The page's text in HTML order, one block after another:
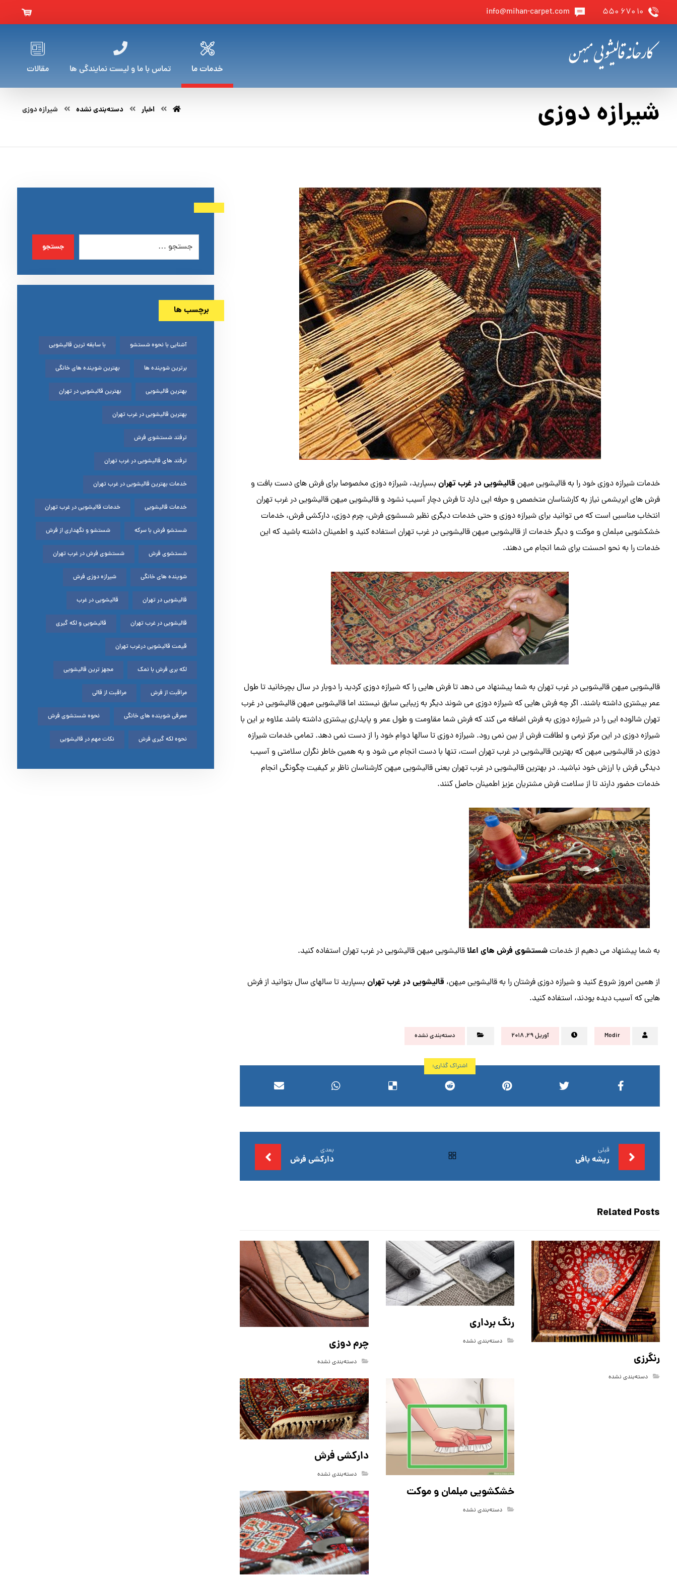
۱۰ ۶۷۰ ۵۵۰ info@mihan-carpet.com
خدمات ما تماس با ما و لیست نمایندگی ها مقالات
شیرازه دوزی اخبار دسته‌بندی نشده شیرازه دوزی
خدمات شیرازه دوزی خود را به قالیشویی میهن قالیشویی در غرب تهرانبسپارید، شیرازه دوزی مخصوصا برای فرش های دست بافت و
فرش های ابریشمی نیاز به کارشناسان متخصص و حرفه ایی دارد تا فرش دچار آسیب نشود و قالیشویی میهن قالیشویی در غرب تهران
انتخاب مناسبی است که می توانید برای شیرازه دوزی و حتی خدمات دیگری نظیر شسشوی فرش، چرم دوزی، دارکشی فرش، خدمات
خشکشویی مبلمان و موکت و دیگر خدمات از قالیشویی میهن قالیشویی در غرب تهران استفاده کنید و اطمینان داشته باشید که این
خدمات را به نحو احسنت برای شما انجام می دهند.
قالیشویی میهن قالیشویی در غرب تهران به شما پیشنهاد می دهد تا فرش هایی را که شیرازه دوزی کردید را دوبار در سال بچرخانید تا طول
عمر بیشتری داشته باشند. اگر چه فرش هایی که شیرازه دوزی می شوند دیگر به زیبایی سابق نیستند اما قالیشویی میهن قالیشویی در غرب
تهران شالوده ایی را در شیرازه دوزی به فرش اضافه می کند که فرش شما مقاومت و طول عمر و پایداری بیشتری داشته باشد علاوه بر این با
شیرازه دوزی در این مرکز نرمی و لطافت فرش از بین نمی رود. شیرازه دوزی تا سالها دوام خود را از دست نمی دهد. تمامی خدمات شیرازه
دوزی در قالیشویی میهن که بهترین قالیشویی در غرب تهران است، تنها با دست انجام می شود و به همین خاطر نگران سلامتی و آسیب
دیدگی فرش با ارزش خود نباشید. در بهترین قالیشویی در غرب تهران یعنی قالیشویی میهن کارشناسان ناظر بر کیفیت چگونگی انجام
خدمات حضور دارند تا از سلامت فرش مشتریان عزیز اطمینان حاصل کنند.
به شما پیشنهاد می دهیم از خدماتشستشوی فرش های اعلاقالیشویی میهن قالیشویی در غرب تهران استفاده کنید.
از همین امروز شروع کنید و شیرازه دوزی فرشتان را به قالیشویی میهن، قالیشویی در غرب تهرانبسپارید تا سالهای سال بتوانید از فرش
هایی که آسیب دیده بودند، استفاده کنید.
Modir آوریل ۲۹, ۲۰۱۸ دسته‌بندی نشده
قبلی
ریشه بافی
بعدی
دارکشی فرش
Related Posts
رنگرزی
دسته‌بندی نشده
رنگ برداری
دسته‌بندی نشده چرم دوزی
دسته‌بندی نشده
خشکشویی مبلمان و موکت
دسته‌بندی نشده
دارکشی فرش
دسته‌بندی نشده
جستجو
برچسب ها
آشنایی با نحوه شستشو با سابقه ترین قالیشویی
برترین شوینده ها بهترین شوینده های خانگی
بهترین قالیشویی بهترین قالیشویی در تهران
بهترین قالیشویی در غرب تهران
ترفند شستشوی فرش
ترفند های قالیشویی در غرب تهران
خدمات بهترین قالیشویی در غرب تهران
خدمات قالیشویی خدمات قالیشویی در غرب تهران
شستشو فرش با سرکه شستشو و نگهداری از فرش
شستشوی فرش شستشوی فرش در غرب تهران
شوینده های خانگی شیرازه دوزی فرش
قالیشویی در تهران قالیشویی در غرب
قالیشویی در غرب تهران قالیشویی و لکه گیری
قیمت قالیشویی درغرب تهران
لکه بری فرش با نمک مجهز ترین قالیشویی
مراقبت از فرش مراقبت از قالی
معرفی شوینده های خانگی نحوه شستشوی فرش
نحوه لکه گیری فرش نکات مهم در قالیشویی